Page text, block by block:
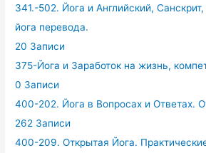
341.-502. Йога и Английский,
йога перевода.
20 Записи
375-Йога и Заработок на жизнь,
0 Записи
400-202. Йога в Вопросах и Ответах.
262 Записи
400-209. Открытая Йога.